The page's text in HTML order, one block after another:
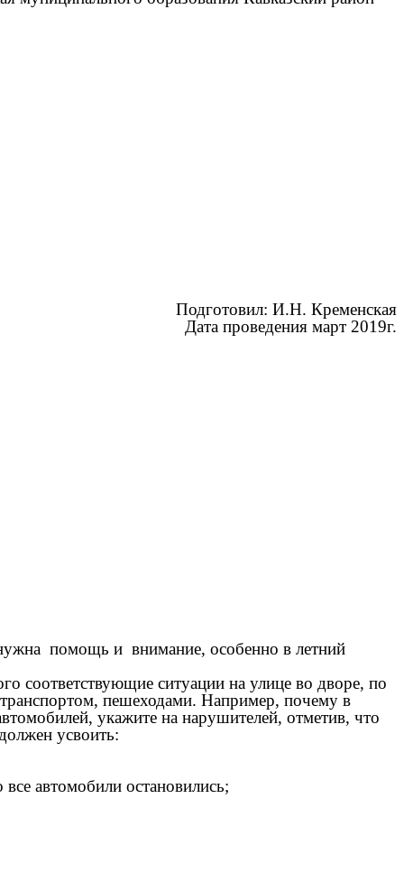
И.Н. Кременская
Дата проведения март 2019г.
помощь и внимание, особенно в летний
соответствующие ситуации на улице во дворе, по
пешеходами. Например, почему в
укажите на нарушителей, отметив, что
усвоить:
автомобили остановились;